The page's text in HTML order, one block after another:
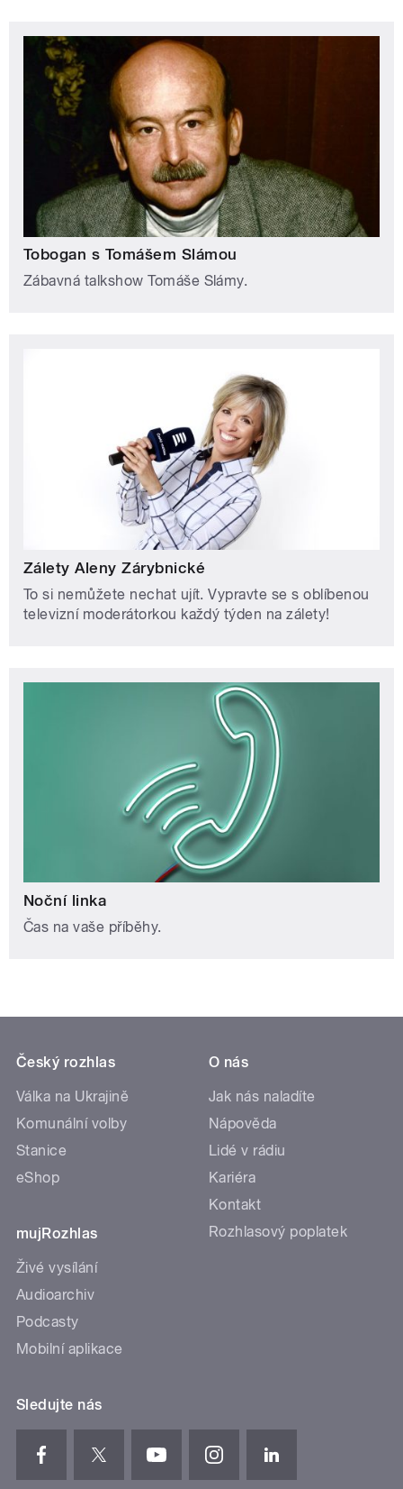
Tobogan s Tomášem Slámou
Zábavná talkshow Tomáše Slámy.
Zálety Aleny Zárybnické
To si nemůžete nechat ujít. Vypravte se s oblíbenou
televizní moderátorkou každý týden na zálety!
Noční linka
Čas na vaše příběhy.
Český rozhlas
Válka na Ukrajině
Komunální volby
Stanice
eShop
mujRozhlas
Živé vysílání
Audioarchiv
Podcasty
Mobilní aplikace
O nás
Jak nás naladíte
Nápověda
Lidé v rádiu
Kariéra
Kontakt
Rozhlasový poplatek
Sledujte nás